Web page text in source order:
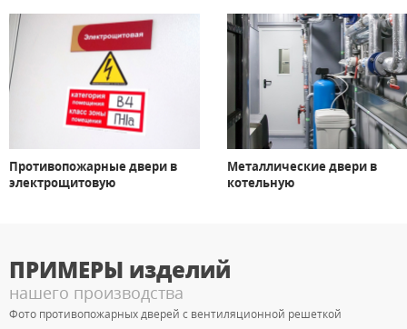
Противопожарные двери в
электрощитовую
Металлические двери в
котельную
ПРИМЕРЫ изделий
нашего производства
Фото противопожарных дверей с вентиляционной решеткой